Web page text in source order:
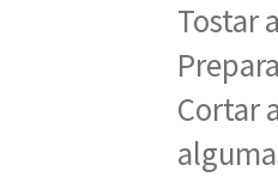
Tostar
Cortar